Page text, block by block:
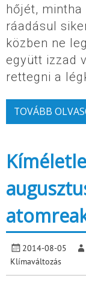
hőjét,
ráadásul
közben ne
együtt izzad
rettegni a
TOVÁBB
2014-08-05
Klímaváltozás